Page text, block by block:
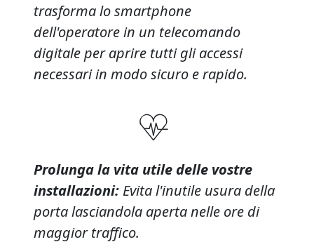
trasforma lo smartphone
dell'operatore in un telecomando
digitale per aprire tutti gli accessi
necessari in modo sicuro e rapido.
Prolunga la vita utile delle vostre
installazioni: Evita l'inutile usura della
porta lasciandola aperta nelle ore di
maggior traffico.